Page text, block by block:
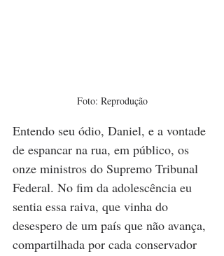
Foto: Reprodução
Entendo seu ódio, Daniel, e a vontade
de espancar na rua, em público, os
onze ministros do Supremo Tribunal
Federal. No fim da adolescência eu
sentia essa raiva, que vinha do
desespero de um país que não avança,
compartilhada por cada conservador